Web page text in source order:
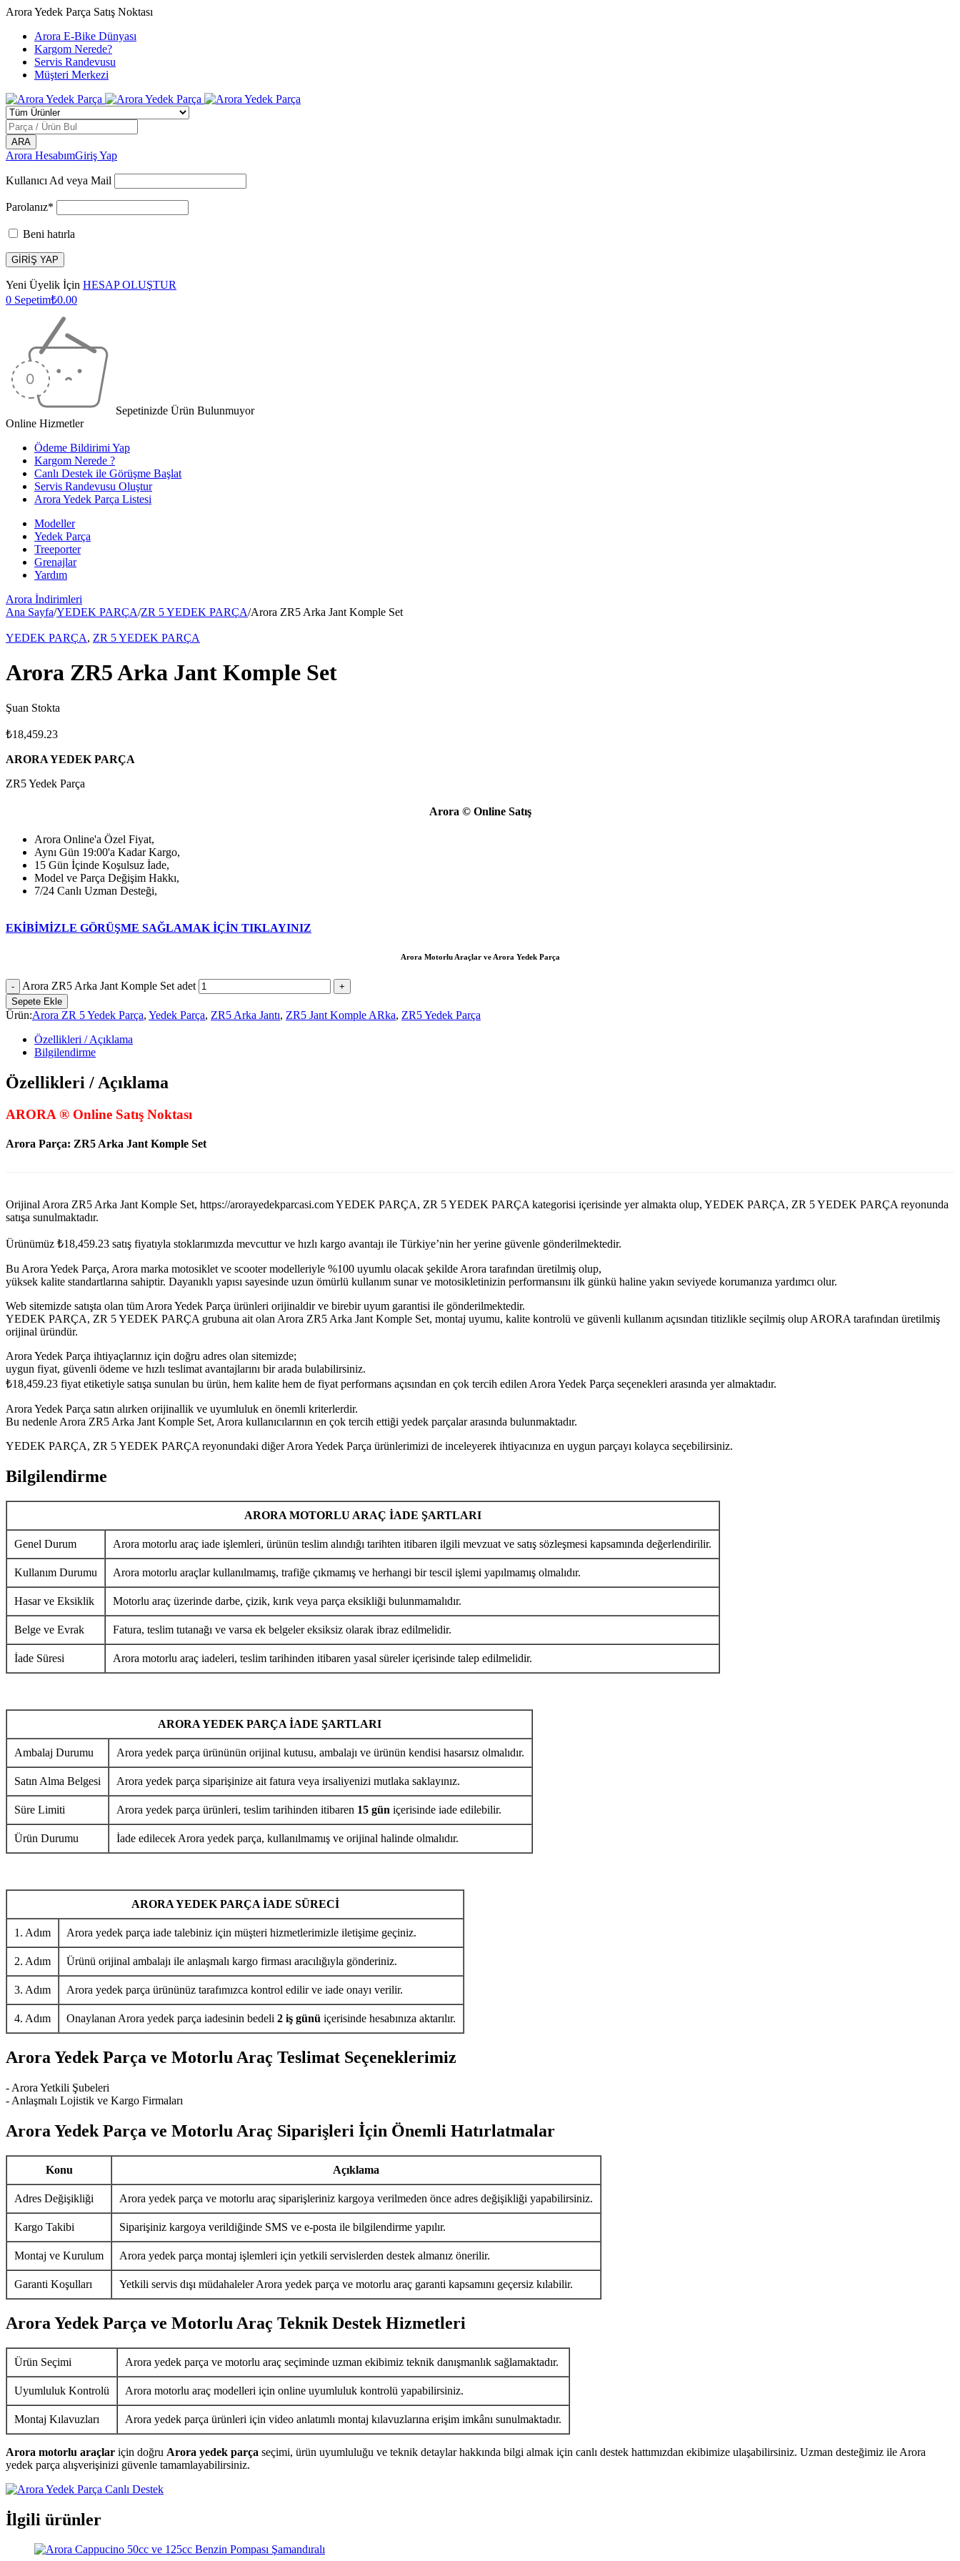
Arora Yedek Parça Satış Noktası
Arora E-Bike Dünyası
Kargom Nerede?
Servis Randevusu
Müşteri Merkezi
Arora HesabımGiriş Yap
Kullanıcı Ad veya Mail
Parolanız*
Beni hatırla
Yeni Üyelik İçin HESAP OLUŞTUR
0 Sepetim₺0.00
Sepetinizde Ürün Bulunmuyor
Online Hizmetler
Ödeme Bildirimi Yap
Kargom Nerede ?
Canlı Destek ile Görüşme Başlat
Servis Randevusu Oluştur
Arora Yedek Parça Listesi
Modeller
Yedek Parça
Treeporter
Grenajlar
Yardım
Arora İndirimleri
Ana Sayfa/YEDEK PARÇA/ZR 5 YEDEK PARÇA/Arora ZR5 Arka Jant Komple Set
YEDEK PARÇA, ZR 5 YEDEK PARÇA
Arora ZR5 Arka Jant Komple Set
Şuan Stokta
₺18,459.23
ARORA YEDEK PARÇA
ZR5 Yedek Parça
Arora © Online Satış
Arora Online'a Özel Fiyat,
Aynı Gün 19:00'a Kadar Kargo,
15 Gün İçinde Koşulsuz İade,
Model ve Parça Değişim Hakkı,
7/24 Canlı Uzman Desteği,
EKİBİMİZLE GÖRÜŞME SAĞLAMAK İÇİN TIKLAYINIZ
Arora Motorlu Araçlar ve Arora Yedek Parça
Arora ZR5 Arka Jant Komple Set adet
Sepete Ekle
Ürün:Arora ZR 5 Yedek Parça, Yedek Parça, ZR5 Arka Jantı, ZR5 Jant Komple ARka, ZR5 Yedek Parça
Özellikleri / Açıklama
Bilgilendirme
Özellikleri / Açıklama
ARORA ® Online Satış Noktası
Arora Parça: ZR5 Arka Jant Komple Set
Orijinal Arora ZR5 Arka Jant Komple Set, https://arorayedekparcasi.com YEDEK PARÇA, ZR 5 YEDEK PARÇA kategorisi içerisinde yer almakta olup, YEDEK PARÇA, ZR 5 YEDEK PARÇA reyonunda
satışa sunulmaktadır.
Ürünümüz ₺18,459.23 satış fiyatıyla stoklarımızda mevcuttur ve hızlı kargo avantajı ile Türkiye’nin her yerine güvenle gönderilmektedir.
Bu Arora Yedek Parça, Arora marka motosiklet ve scooter modelleriyle %100 uyumlu olacak şekilde Arora tarafından üretilmiş olup,
yüksek kalite standartlarına sahiptir. Dayanıklı yapısı sayesinde uzun ömürlü kullanım sunar ve motosikletinizin performansını ilk günkü haline yakın seviyede korumanıza yardımcı olur.
Web sitemizde satışta olan tüm Arora Yedek Parça ürünleri orijinaldir ve birebir uyum garantisi ile gönderilmektedir.
YEDEK PARÇA, ZR 5 YEDEK PARÇA grubuna ait olan Arora ZR5 Arka Jant Komple Set, montaj uyumu, kalite kontrolü ve güvenli kullanım açısından titizlikle seçilmiş olup ARORA tarafından üretilmiş
orijinal üründür.
Arora Yedek Parça ihtiyaçlarınız için doğru adres olan sitemizde;
uygun fiyat, güvenli ödeme ve hızlı teslimat avantajlarını bir arada bulabilirsiniz.
₺18,459.23 fiyat etiketiyle satışa sunulan bu ürün, hem kalite hem de fiyat performans açısından en çok tercih edilen Arora Yedek Parça seçenekleri arasında yer almaktadır.
Arora Yedek Parça satın alırken orijinallik ve uyumluluk en önemli kriterlerdir.
Bu nedenle Arora ZR5 Arka Jant Komple Set, Arora kullanıcılarının en çok tercih ettiği yedek parçalar arasında bulunmaktadır.
YEDEK PARÇA, ZR 5 YEDEK PARÇA reyonundaki diğer Arora Yedek Parça ürünlerimizi de inceleyerek ihtiyacınıza en uygun parçayı kolayca seçebilirsiniz.
Bilgilendirme
ARORA MOTORLU ARAÇ İADE ŞARTLARI
Genel Durum Arora motorlu araç iade işlemleri, ürünün teslim alındığı tarihten itibaren ilgili mevzuat ve satış sözleşmesi kapsamında değerlendirilir.
Kullanım Durumu Arora motorlu araçlar kullanılmamış, trafiğe çıkmamış ve herhangi bir tescil işlemi yapılmamış olmalıdır.
Hasar ve Eksiklik Motorlu araç üzerinde darbe, çizik, kırık veya parça eksikliği bulunmamalıdır.
Belge ve Evrak Fatura, teslim tutanağı ve varsa ek belgeler eksiksiz olarak ibraz edilmelidir.
İade Süresi Arora motorlu araç iadeleri, teslim tarihinden itibaren yasal süreler içerisinde talep edilmelidir.
ARORA YEDEK PARÇA İADE ŞARTLARI
Ambalaj Durumu Arora yedek parça ürününün orijinal kutusu, ambalajı ve ürünün kendisi hasarsız olmalıdır.
Satın Alma Belgesi Arora yedek parça siparişinize ait fatura veya irsaliyenizi mutlaka saklayınız.
Süre Limiti Arora yedek parça ürünleri, teslim tarihinden itibaren 15 gün içerisinde iade edilebilir.
Ürün Durumu İade edilecek Arora yedek parça, kullanılmamış ve orijinal halinde olmalıdır.
ARORA YEDEK PARÇA İADE SÜRECİ
1. Adım Arora yedek parça iade talebiniz için müşteri hizmetlerimizle iletişime geçiniz.
2. Adım Ürünü orijinal ambalajı ile anlaşmalı kargo firması aracılığıyla gönderiniz.
3. Adım Arora yedek parça ürününüz tarafımızca kontrol edilir ve iade onayı verilir.
4. Adım Onaylanan Arora yedek parça iadesinin bedeli 2 iş günü içerisinde hesabınıza aktarılır.
Arora Yedek Parça ve Motorlu Araç Teslimat Seçeneklerimiz
- Arora Yetkili Şubeleri
- Anlaşmalı Lojistik ve Kargo Firmaları
Arora Yedek Parça ve Motorlu Araç Siparişleri İçin Önemli Hatırlatmalar
Konu Açıklama
Adres Değişikliği Arora yedek parça ve motorlu araç siparişleriniz kargoya verilmeden önce adres değişikliği yapabilirsiniz.
Kargo Takibi Siparişiniz kargoya verildiğinde SMS ve e-posta ile bilgilendirme yapılır.
Montaj ve Kurulum Arora yedek parça montaj işlemleri için yetkili servislerden destek almanız önerilir.
Garanti Koşulları Yetkili servis dışı müdahaleler Arora yedek parça ve motorlu araç garanti kapsamını geçersiz kılabilir.
Arora Yedek Parça ve Motorlu Araç Teknik Destek Hizmetleri
Ürün Seçimi Arora yedek parça ve motorlu araç seçiminde uzman ekibimiz teknik danışmanlık sağlamaktadır.
Uyumluluk Kontrolü Arora motorlu araç modelleri için online uyumluluk kontrolü yapabilirsiniz.
Montaj Kılavuzları Arora yedek parça ürünleri için video anlatımlı montaj kılavuzlarına erişim imkânı sunulmaktadır.
Arora motorlu araçlar için doğru Arora yedek parça seçimi, ürün uyumluluğu ve teknik detaylar hakkında bilgi almak için canlı destek hattımızdan ekibimize ulaşabilirsiniz. Uzman desteğimiz ile Arora
yedek parça alışverişinizi güvenle tamamlayabilirsiniz.
İlgili ürünler